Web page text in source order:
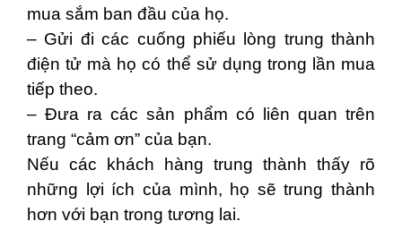
mua sắm ban đầu của họ.
– Gửi đi các cuống phiếu lòng trung thành
điện tử mà họ có thể sử dụng trong lần mua
tiếp theo.
– Đưa ra các sản phẩm có liên quan trên
trang “cảm ơn” của bạn.
Nếu các khách hàng trung thành thấy rõ
những lợi ích của mình, họ sẽ trung thành
hơn với bạn trong tương lai.